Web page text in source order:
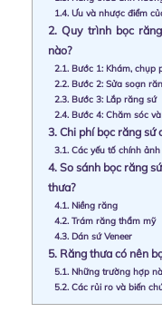
1.4. Ưu và nhược điểm
2. Quy trình bọc
nào?
2.1. Bước 1: Khám, chụp
2.2. Bước 2: Sửa soạn
2.3. Bước 3: Lắp răng sứ
2.4. Bước 4: Chăm sóc
3. Chi phí bọc răng sứ
3.1. Các yếu tố chính
4. So sánh bọc răng
thưa?
4.1. Niềng răng
4.2. Trám răng thẩm mỹ
4.3. Dán sứ Veneer
5. Răng thưa có nên
5.1. Những trường hợp
5.2. Các rủi ro và biến